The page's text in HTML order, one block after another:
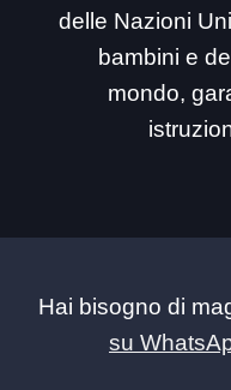
delle Nazioni
bambini e
mondo,
Hai bisogno di
su